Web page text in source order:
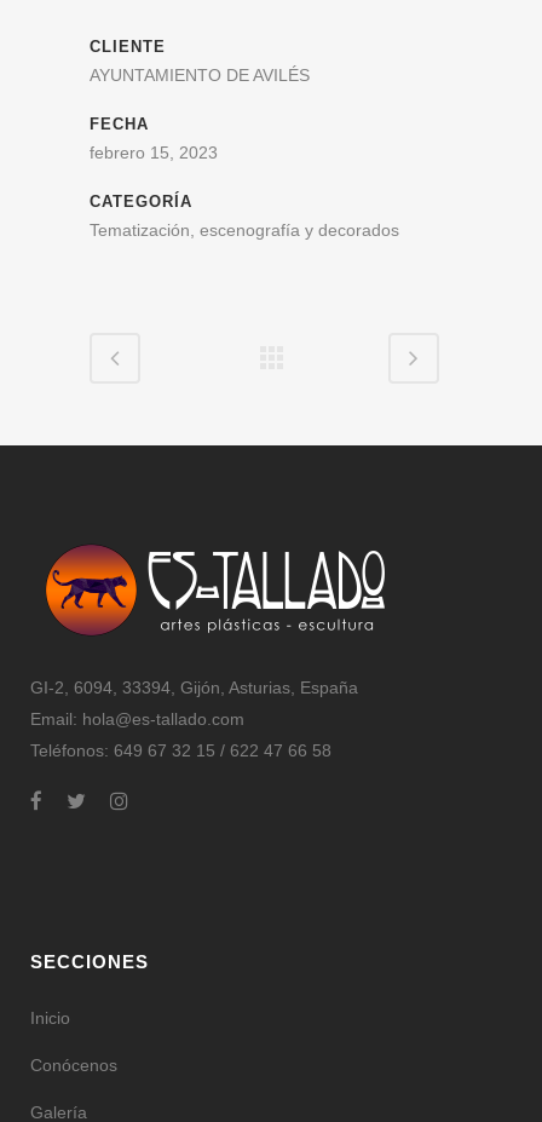
CLIENTE
AYUNTAMIENTO DE AVILÉS
FECHA
febrero 15, 2023
CATEGORÍA
Tematización, escenografía y decorados
GI-2, 6094, 33394, Gijón, Asturias, España
Email: hola@es-tallado.com
Teléfonos: 649 67 32 15 / 622 47 66 58
SECCIONES
Inicio
Conócenos
Galería